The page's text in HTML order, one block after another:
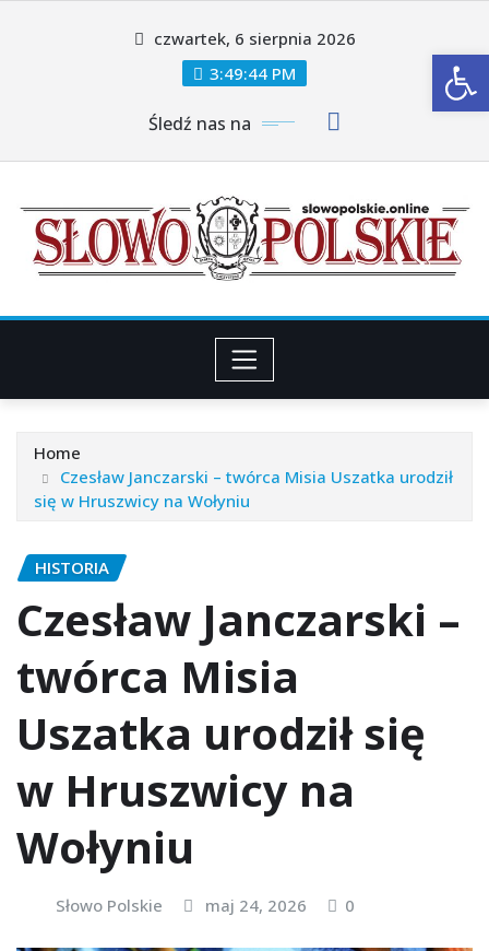
czwartek, 6 sierpnia 2026
3:49:46 PM
Śledź nas na
Home
Czesław Janczarski – twórca Misia Uszatka urodził
się w Hruszwicy na Wołyniu
HISTORIA
Czesław Janczarski –
twórca Misia
Uszatka urodził się
w Hruszwicy na
Wołyniu
Słowo Polskie maj 24, 2026 0